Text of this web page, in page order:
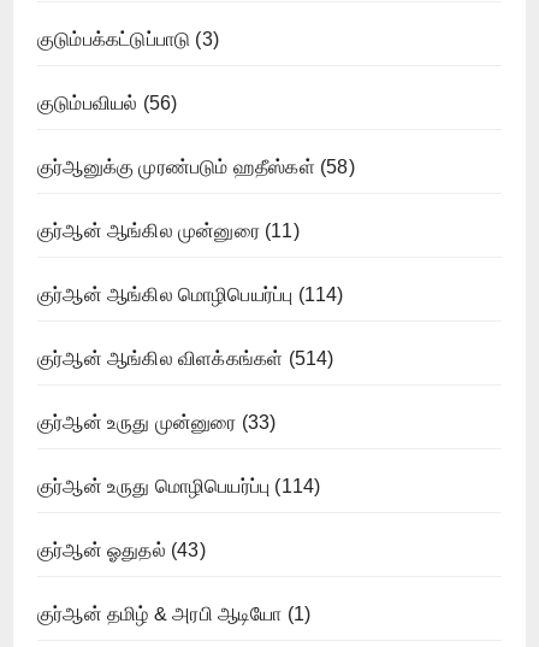
குடும்பக்கட்டுப்பாடு (3)
குடும்பவியல் (56)
குர்ஆனுக்கு முரண்படும் ஹதீஸ்கள் (58)
குர்ஆன் ஆங்கில முன்னுரை(11)
குர்ஆன் ஆங்கில மொழிபெயர்ப்பு (114)
குர்ஆன் ஆங்கில விளக்கங்கள் (514)
குர்ஆன் உருது முன்னுரை (33)
குர்ஆன் உருது மொழிபெயர்ப்பு (114)
குர்ஆன் ஓதுதல் (43)
குர்ஆன் தமிழ் & அரபி ஆடியோ (1)